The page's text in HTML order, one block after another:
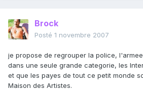
Brock
Posté 1 novembre 2007
je propose de regrouper la police,
dans une seule grande categorie, les
et que les payes de tout ce petit monde
Maison des Artistes.